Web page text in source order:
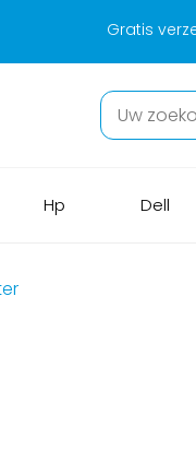
Gratis
Hp Dell